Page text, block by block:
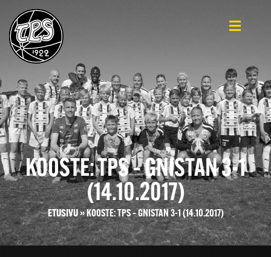
KOOSTE: TPS – GNISTAN 3-1
(14.10.2017)
ETUSIVU» KOOSTE: TPS – GNISTAN 3-1 (14.10.2017)